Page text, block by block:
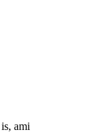
ami